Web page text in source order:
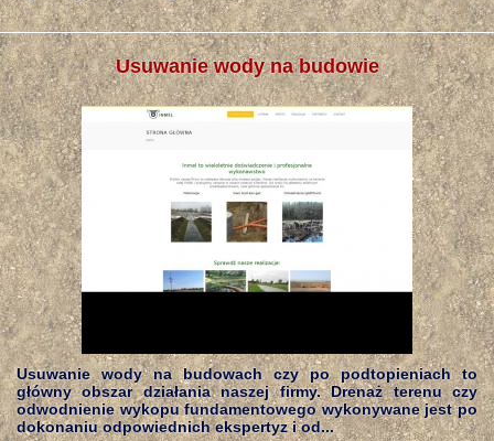
Usuwanie wody na budowie
Usuwanie wody na budowach czy po podtopieniach to
główny obszar działania naszej firmy. Drenaż terenu czy
odwodnienie wykopu fundamentowego wykonywane jest po
dokonaniu odpowiednich ekspertyz i od...